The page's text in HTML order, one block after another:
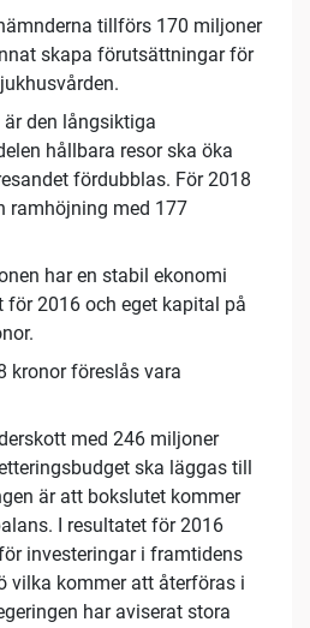
tillförs 170 miljoner
skapa förutsättningar för
den långsiktiga
hållbara resor ska öka
fördubblas. För 2018
ramhöjning med 177
har en stabil ekonomi
för 2016 och eget kapital på
kronor föreslås vara
med 246 miljoner
ska läggas till
är att bokslutet kommer
I resultatet för 2016
investeringar i framtidens
vilka kommer att återföras i
har aviserat stora